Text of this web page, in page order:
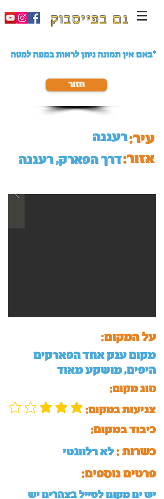
גם בפייסבוק
באם אין תמונה ניתן לראות במפה למטה*
חזור
רעננה
דרך הפארק, רעננה
עיר:
אזור:
על המקום:
מקום ענק אחד הפארקים
היפים, מושקע מאוד
סוג מקום:
:צניעות במקום
כיבוד במקום:
לא רלוונטי כשרות :
:פרטים נוספים
יש ים מקום לטייל בצהרים יש